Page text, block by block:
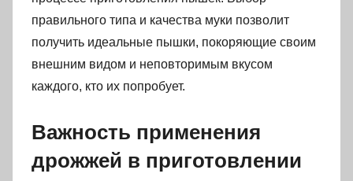
правильного типа и качества муки позволит
получить идеальные пышки, покоряющие своим
внешним видом и неповторимым вкусом
каждого, кто их попробует.
Важность применения
дрожжей в приготовлении